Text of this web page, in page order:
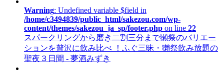
Warning: Undefined variable $field in
/home/c3494839/public_html/sakezou.com/wp-
content/themes/sakezou_ja_sp/footer.php on line 22
スパークリングから磨き二割三分まで獺祭のバリエー
ションを贅沢に飲み比べ ！ふぐ三昧・獺祭飲み放題の
聖夜３日間 - 夢酒みずき